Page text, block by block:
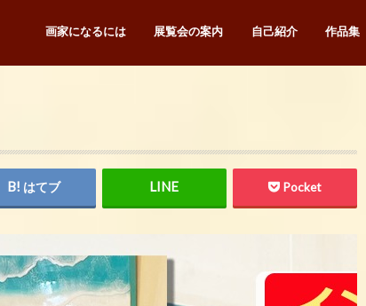
画家になるには 展覧会の案内 自己紹介 作品集
はてブ Pocket